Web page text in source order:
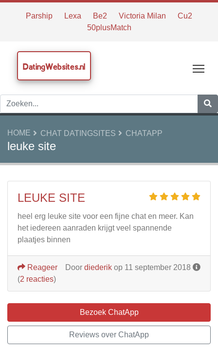
Parship Lexa Be2 Victoria Milan
Cu2
50plusMatch
DatingWebsites.nl
HOME CHAT DATINGSITES CHATAPP
leuke site
LEUKE SITE
heel erg leuke site voor een fijne chat en meer. Kan
het iedereen aanraden krijgt veel spannende
plaatjes binnen
Door diederik op 11 september 2018
Reageer
(2 reacties)
Bezoek ChatApp
Reviews over ChatApp